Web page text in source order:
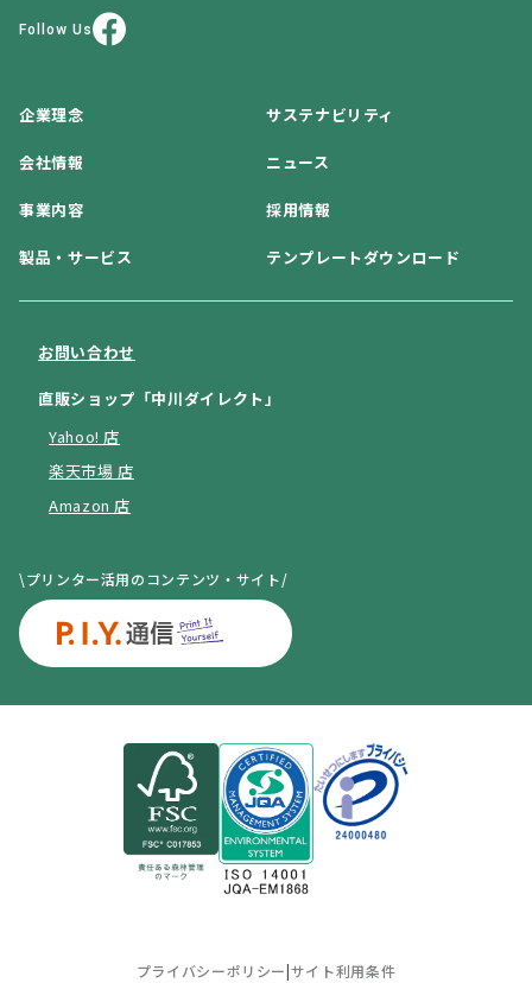
Follow Us
企業理念 サステナビリティ
会社情報 ニュース
事業内容 採用情報
製品・サービス テンプレートダウンロード
お問い合わせ
直販ショップ「中川ダイレクト」
Yahoo! 店
楽天市場 店
Amazon 店
\プリンター活用のコンテンツ・サイト/
プライバシーポリシー|サイト利用条件